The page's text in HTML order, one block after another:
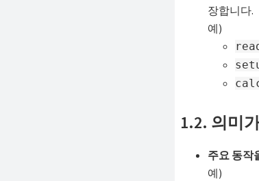
장합니다.
예)
1.2. 의미
주요 동작
예)